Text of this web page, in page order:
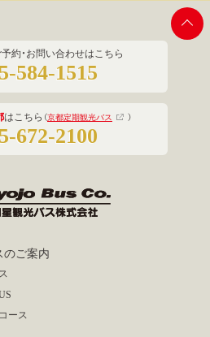
約・お問い合わせはこちら
584-1515
はこちら （京都定期観光バス ）
672-2100
のご案内
ース